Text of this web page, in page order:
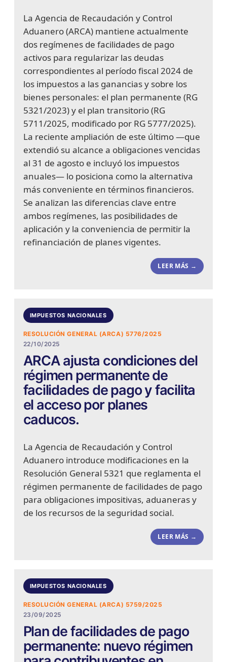
La Agencia de Recaudación y Control
Aduanero (ARCA) mantiene actualmente
dos regímenes de facilidades de pago
activos para regularizar las deudas
correspondientes al período fiscal 2024 de
los impuestos a las ganancias y sobre los
bienes personales: el plan permanente (RG
5321/2023) y el plan transitorio (RG
5711/2025, modificado por RG 5777/2025).
La reciente ampliación de este último —que
extendió su alcance a obligaciones vencidas
al 31 de agosto e incluyó los impuestos
anuales— lo posiciona como la alternativa
más conveniente en términos financieros.
Se analizan las diferencias clave entre
ambos regímenes, las posibilidades de
aplicación y la conveniencia de permitir la
refinanciación de planes vigentes.
LEER MÁS →
IMPUESTOS NACIONALES
RESOLUCIÓN GENERAL (ARCA) 5776/2025
22/10/2025
ARCA ajusta condiciones del
régimen permanente de
facilidades de pago y facilita
el acceso por planes
caducos.
La Agencia de Recaudación y Control
Aduanero introduce modificaciones en la
Resolución General 5321 que reglamenta el
régimen permanente de facilidades de pago
para obligaciones impositivas, aduaneras y
de los recursos de la seguridad social.
LEER MÁS →
IMPUESTOS NACIONALES
RESOLUCIÓN GENERAL (ARCA) 5759/2025
23/09/2025
Plan de facilidades de pago
permanente: nuevo régimen